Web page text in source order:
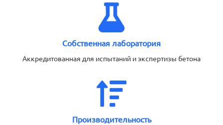
Собственная лаборатория
Аккредитованная для испытаний и экспертизы бетона
Производительность